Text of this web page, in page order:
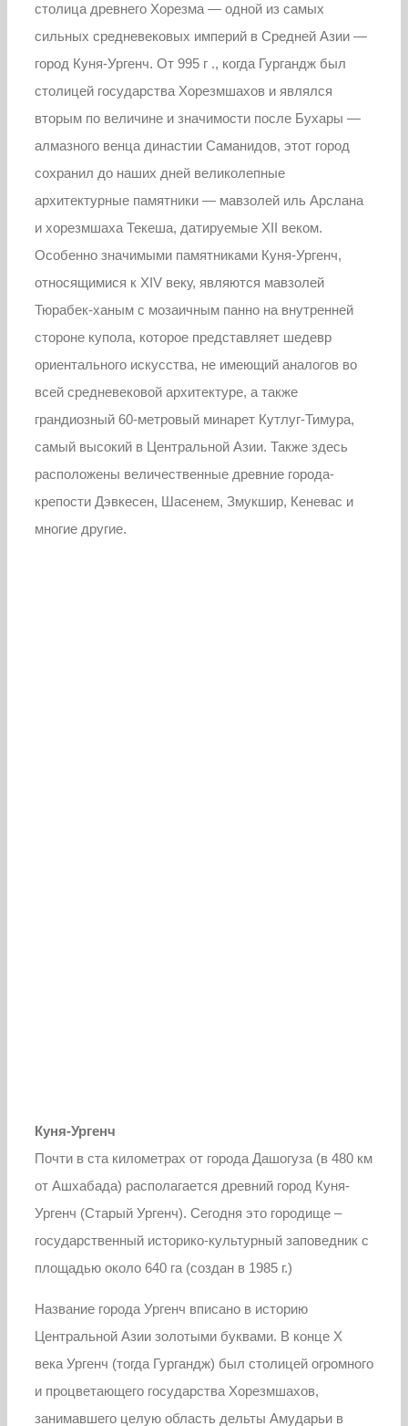
столица древнего Хорезма — одной из самых
сильных средневековых империй в Средней Азии —
город Куня-Ургенч. От 995 г ., когда Гургандж был
столицей государства Хорезмшахов и являлся
вторым по величине и значимости после Бухары —
алмазного венца династии Саманидов, этот город
сохранил до наших дней великолепные
архитектурные памятники — мавзолей иль Арслана
и хорезмшаха Текеша, датируемые XII веком.
Особенно значимыми памятниками Куня-Ургенч,
относящимися к XIV веку, являются мавзолей
Тюрабек-ханым с мозаичным панно на внутренней
стороне купола, которое представляет шедевр
ориентального искусства, не имеющий аналогов во
всей средневековой архитектуре, а также
грандиозный 60-метровый минарет Кутлуг-Тимура,
самый высокий в Центральной Азии. Также здесь
расположены величественные древние города-
крепости Дэвкесен, Шасенем, Змукшир, Кеневас и
многие другие.
Куня-Ургенч
Почти в ста километрах от города Дашогуза (в 480 км
от Ашхабада) располагается древний город Куня-
Ургенч (Старый Ургенч). Сегодня это городище –
государственный историко-культурный заповедник с
площадью около 640 га (создан в 1985 г.)
Название города Ургенч вписано в историю
Центральной Азии золотыми буквами. В конце X
века Ургенч (тогда Гургандж) был столицей огромного
и процветающего государства Хорезмшахов,
занимавшего целую область дельты Амударьи в